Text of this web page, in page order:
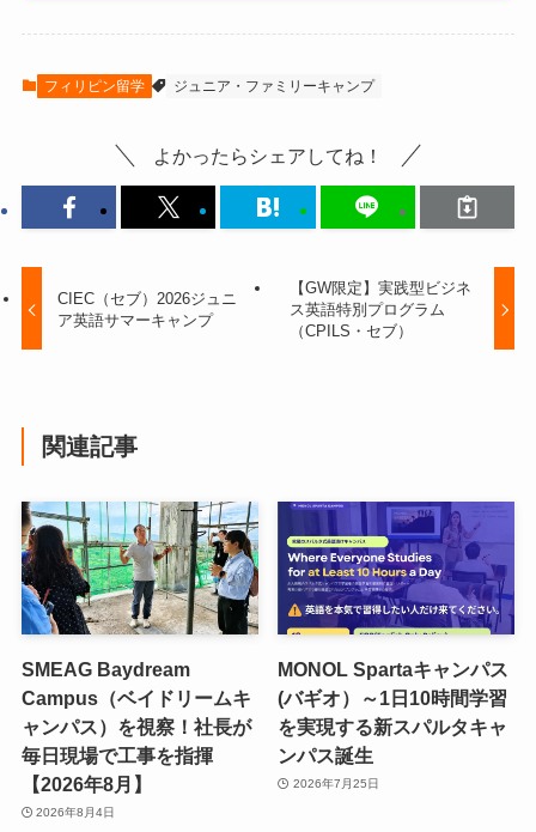
フィリピン留学 ジュニア・ファミリーキャンプ
よかったらシェアしてね！
CIEC（セブ）2026ジュニ
ア英語サマーキャンプ
【GW限定】実践型ビジネ
ス英語特別プログラム
（CPILS・セブ）
関連記事
SMEAG Baydream
Campus（ベイドリームキ
ャンパス）を視察！社長が
毎日現場で工事を指揮
【2026年8月】
2026年8月4日
MONOL Spartaキャンパス
(バギオ）～1日10時間学習
を実現する新スパルタキャ
ンパス誕生
2026年7月25日